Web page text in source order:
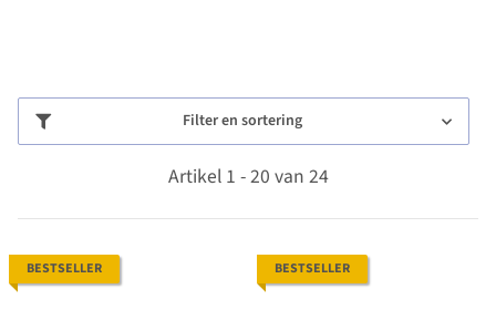
Filter en sortering
Artikel 1 - 20 van 24
BESTSELLER BESTSELLER